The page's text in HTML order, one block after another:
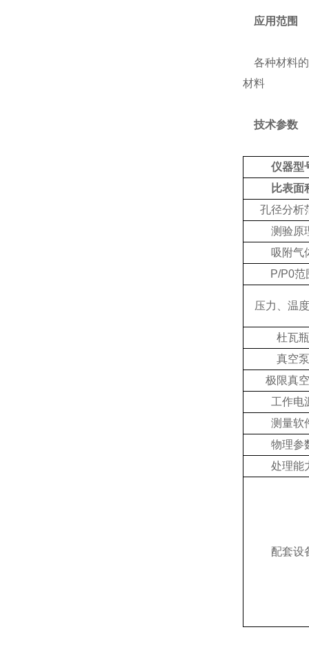
应用范围
各种材料的
材料
技术参数
仪器型
比表面
孔径分析
测验原
吸附气
P/P0范
压力、温
杜瓦瓶
真空泵
极限真
工作电
测量软
物理参
处理能
配套设